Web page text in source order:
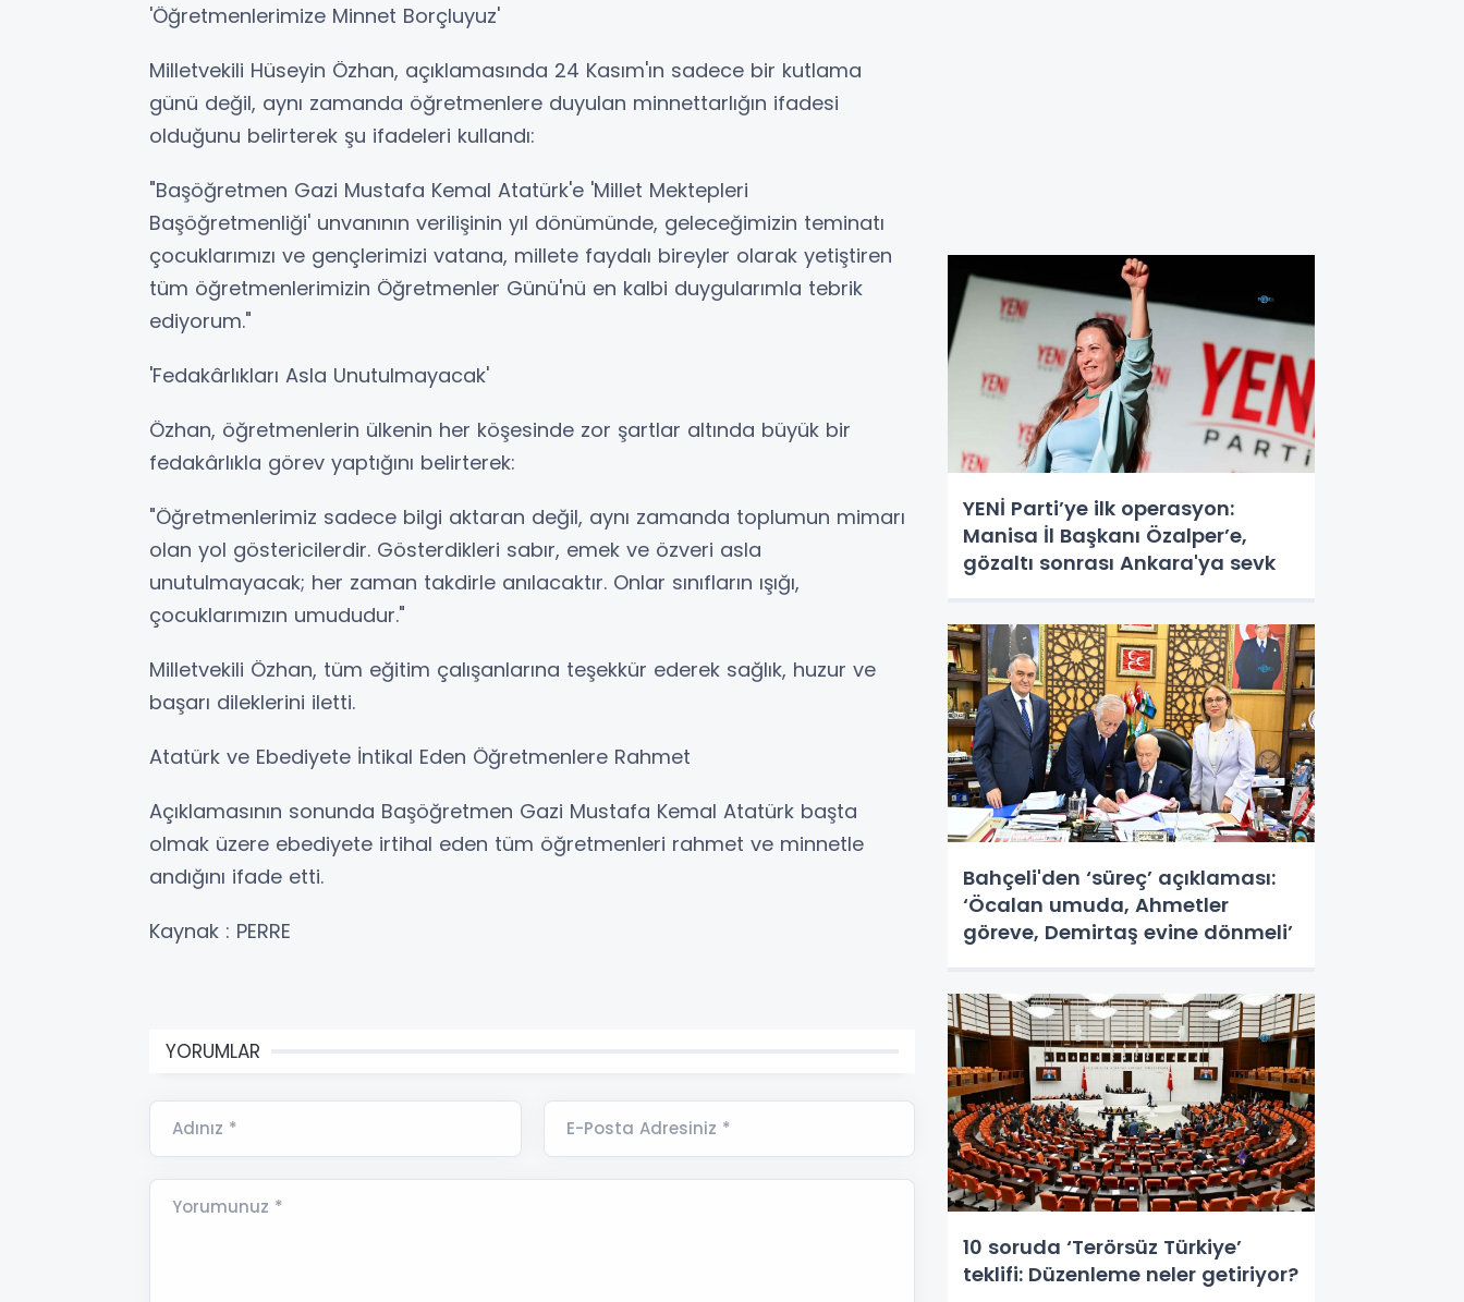
'Öğretmenlerimize Minnet Borçluyuz'
Milletvekili Hüseyin Özhan, açıklamasında 24 Kasım'ın sadece bir kutlama
günü değil, aynı zamanda öğretmenlere duyulan minnettarlığın ifadesi
olduğunu belirterek şu ifadeleri kullandı:
"Başöğretmen Gazi Mustafa Kemal Atatürk'e 'Millet Mektepleri
Başöğretmenliği' unvanının verilişinin yıl dönümünde, geleceğimizin teminatı
çocuklarımızı ve gençlerimizi vatana, millete faydalı bireyler olarak yetiştiren
tüm öğretmenlerimizin Öğretmenler Günü'nü en kalbi duygularımla tebrik
ediyorum."
'Fedakârlıkları Asla Unutulmayacak'
Özhan, öğretmenlerin ülkenin her köşesinde zor şartlar altında büyük bir
fedakârlıkla görev yaptığını belirterek:
"Öğretmenlerimiz sadece bilgi aktaran değil, aynı zamanda toplumun mimarı
olan yol göstericilerdir. Gösterdikleri sabır, emek ve özveri asla
unutulmayacak; her zaman takdirle anılacaktır. Onlar sınıfların ışığı,
çocuklarımızın umududur."
Milletvekili Özhan, tüm eğitim çalışanlarına teşekkür ederek sağlık, huzur ve
başarı dileklerini iletti.
Atatürk ve Ebediyete İntikal Eden Öğretmenlere Rahmet
Açıklamasının sonunda Başöğretmen Gazi Mustafa Kemal Atatürk başta
olmak üzere ebediyete irtihal eden tüm öğretmenleri rahmet ve minnetle
andığını ifade etti.
Kaynak : PERRE
YORUMLAR
Adınız * E-Posta Adresiniz *
Yorumunuz *
YENİ Parti’ye ilk operasyon:
Manisa İl Başkanı Özalper’e,
gözaltı sonrası Ankara'ya sevk
Bahçeli'den ‘süreç’ açıklaması:
‘Öcalan umuda, Ahmetler
göreve, Demirtaş evine dönmeli’
10 soruda ‘Terörsüz Türkiye’
teklifi: Düzenleme neler getiriyor?